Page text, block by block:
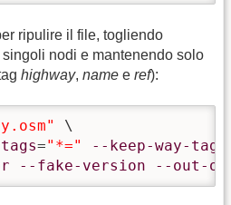
ripulire il file, togliendo
nodi e mantenendo solo
highway, name e ref):
\
="*=" --keep-way-tags
--fake-version --out-